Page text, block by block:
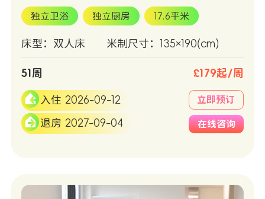
独立卫浴 独立厨房 17.6平米
床型：双人床 米制尺寸：135×190(cm)
51周 £179起/周
入住 2026-09-12
退房 2027-09-04
立即预订
在线咨询